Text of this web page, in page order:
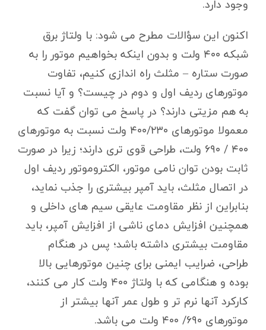
وجود دارد.
اکنون این سؤالات مطرح می شود: با ولتاژ برق
شبکه ۴۰۰ ولت و بدون اینکه بخواهیم موتور را به
صورت ستاره – مثلث راه اندازی کنیم، تفاوت
موتورهای ردیف اول و دوم در چیست؟ و آیا نسبت
به هم مزیتی دارند؟ در پاسخ می توان گفت که
معمولا موتورهای ۴۰۰/۲۳۰ ولت نسبت به موتورهای
۴۰۰ / ۶۹۰ ولت، طراحی قوی تری دارند؛ زیرا در صورت
ثابت بودن توان نامی موتور، الکتروموتور ردیف اول
در اتصال مثلث، باید آمپر بیشتری را جذب نماید،
بنابراین از نظر مقاومت عایقی سیم های داخلی و
همچنین افزایش دمای ناشی از افزایش آمپر، باید
مقاومت بیشتری داشته باشد؛ پس در هنگام
طراحی، ضرایب ایمنی برای چنین موتورهایی بالا
بوده و هنگامی که با ولتاژ ۴۰۰ ولت کار می کنند،
کارکرد آنها نرم تر و طول عمر آنها بیشتر از
موتورهای ۶۹۰/ ۴۰۰ ولت می باشد.